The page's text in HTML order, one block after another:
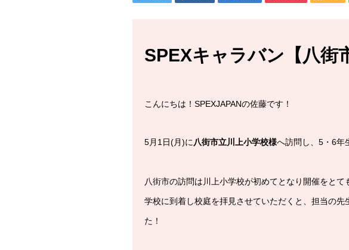
SPEXキャラバン【八街
こんにちは！SPEXJAPANの佐藤です！
5月1日(月)に 八街市立川上小学校様へ訪問し、5・6年
八街市の訪問は川上小学校が初めてとなり開催をとて
学校に到着し校庭を拝見させていただくと、担当の
た！